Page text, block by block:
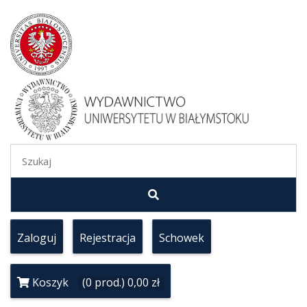
Zaloguj Rejestracja Schowek
Koszyk (0 prod.) 0,00 zł